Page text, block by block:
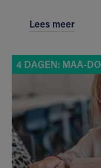
Lees meer
4 DAGEN: MAA-